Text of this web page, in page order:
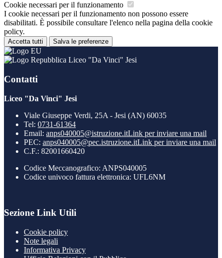
Cookie necessari per il funzionamento
I cookie necessari per il funzionamento non possono essere
disabilitati. È possibile consultare l'elenco nella pagina della cookie
policy.
Accetta tutti Salva le preferenze
Liceo "Da Vinci" Jesi
Contatti
Liceo "Da Vinci" Jesi
Viale Giuseppe Verdi, 25A - Jesi (AN) 60035
Tel: 0731-61364
Email: anps040005@istruzione.itLink per inviare una mail
PEC: anps040005@pec.istruzione.itLink per inviare una mail
C.F.: 82001660420
Codice Meccanografico: ANPS040005
Codice univoco fattura elettronica: UFL6NM
Sezione Link Utili
Cookie policy
Note legali
Informativa Privacy